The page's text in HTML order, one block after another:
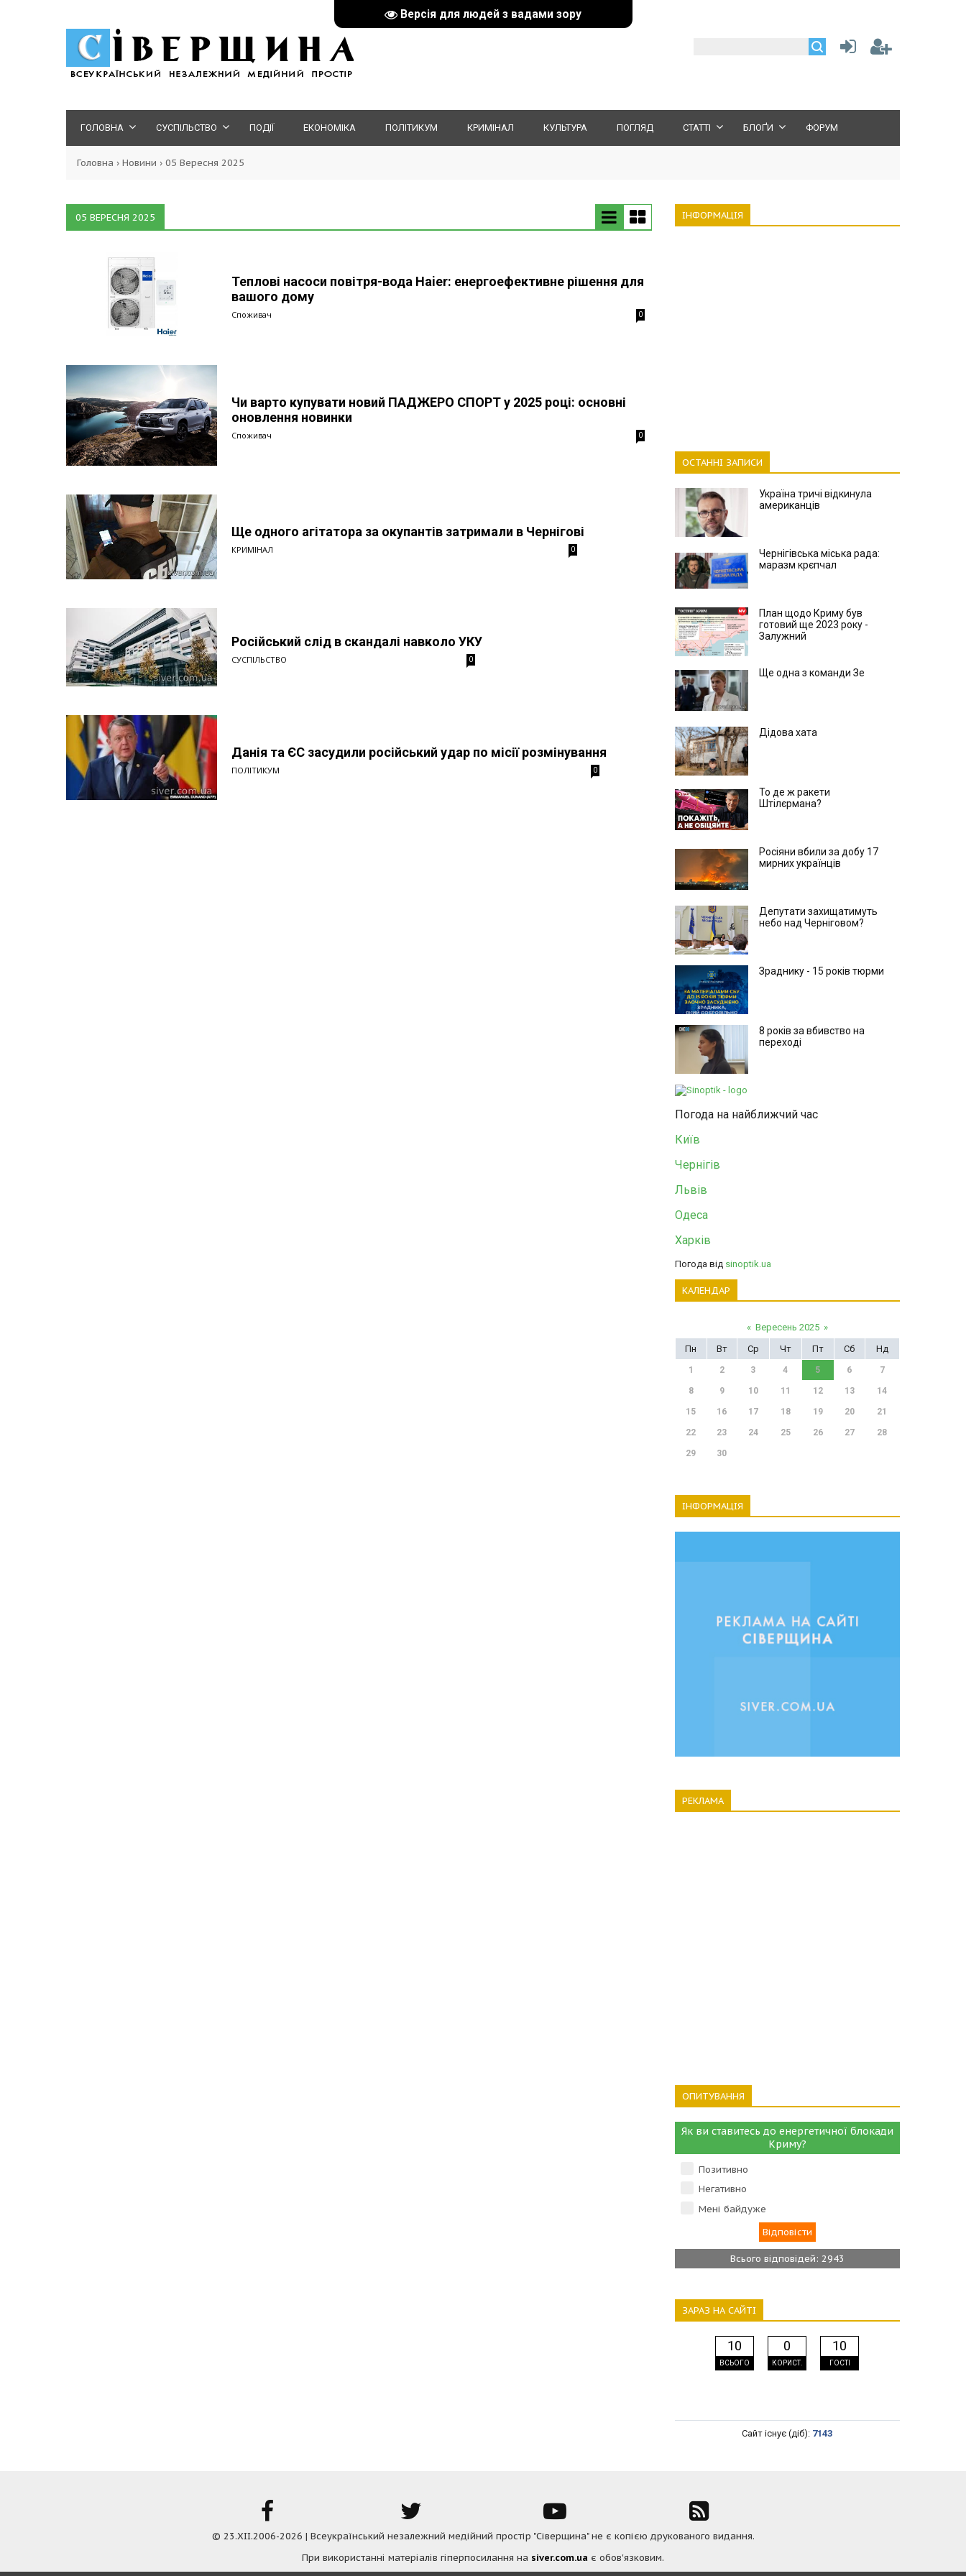
Версія для людей з вадами зору
ГОЛОВНА СУСПІЛЬСТВО ПОДІЇ ЕКОНОМІКА ПОЛІТИКУМ КРИМІНАЛ КУЛЬТУРА ПОГЛЯД СТАТТІ БЛОҐИ ФОРУМ
Головна › Новини › 05 Вересня 2025
05 ВЕРЕСНЯ 2025
Теплові насоси повітря-вода Haier: енергоефективне рішення для
вашого дому
Споживач 0
Чи варто купувати новий ПАДЖЕРО СПОРТ у 2025 році: основні
оновлення новинки
Споживач 0
Ще одного агітатора за окупантів затримали в Чернігові
КРИМІНАЛ 0
Російський слід в скандалі навколо УКУ
СУСПІЛЬСТВО 0
Данія та ЄС засудили російський удар по місії розмінування
ПОЛІТИКУМ 0
ІНФОРМАЦІЯ
ОСТАННІ ЗАПИСИ
Україна тричі відкинула
американців
Чернігівська міська рада:
маразм крєпчал
План щодо Криму був
готовий ще 2023 року -
Залужний
Ще одна з команди Зе
Дідова хата
То де ж ракети
Штілєрмана?
Росіяни вбили за добу 17
мирних українців
Депутати захищатимуть
небо над Черніговом?
Зраднику - 15 років тюрми
8 років за вбивство на
переході
Погода на найближчий час
Київ
Чернігів
Львів
Одеса
Харків
Погода від sinoptik.ua
КАЛЕНДАР
« Вересень 2025 »
Пн
Вт Ср Чт Пт Сб Нд
1 2 3 4 5 6 7
8 9 10 11 12 13 14
15 16 17 18 19 20 21
22 23 24 25 26 27 28
29 30
ІНФОРМАЦІЯ
РЕКЛАМА
ОПИТУВАННЯ
Як ви ставитесь до енергетичної блокади
Криму?
Позитивно
Негативно
Мені байдуже
Всього відповідей: 2943
ЗАРАЗ НА САЙТІ
10
ВСЬОГО
0
КОРИСТ.
10
ГОСТІ
Сайт існує (діб): 7143
© 23.XII.2006-2026 | Всеукраїнський незалежний медійний простір "Сіверщина" не є копією друкованого видання.
При використанні матеріалів гіперпосилання на siver.com.ua є обов'язковим.